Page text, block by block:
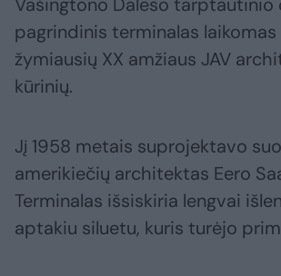
pagrindinis terminalas laikomas
žymiausių XX amžiaus JAV
kūrinių.
Jį 1958 metais suprojektavo
amerikiečių architektas Eero
Terminalas išsiskiria lengvai
aptakiu siluetu, kuris turėjo